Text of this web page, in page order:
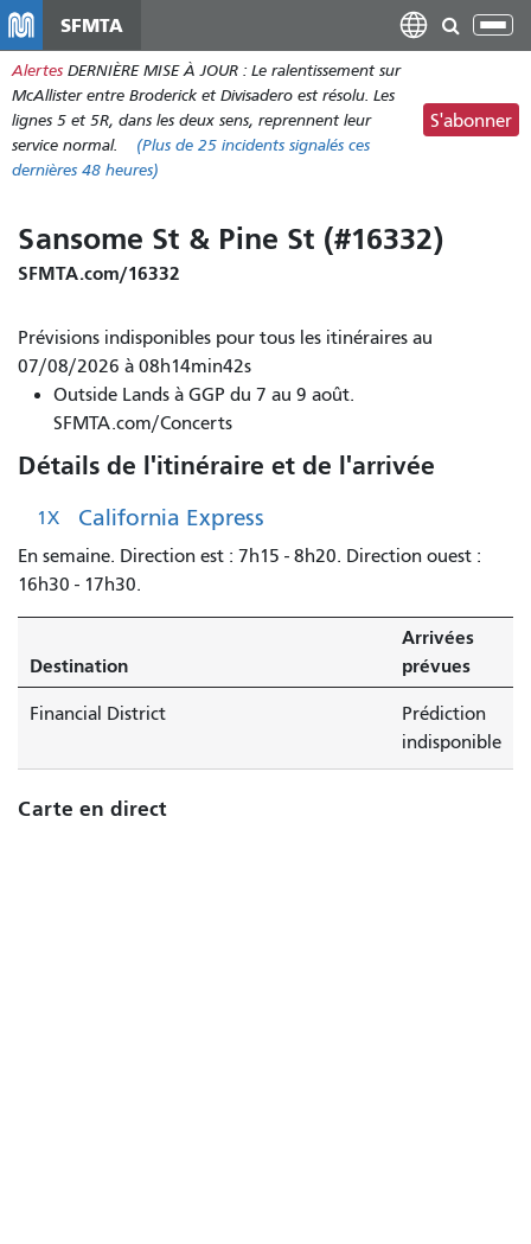
contenu
principal
SFMTA
Alertes DERNIÈRE MISE À JOUR : Le ralentissement sur
McAllister entre Broderick et Divisadero est résolu. Les
lignes 5 et 5R, dans les deux sens, reprennent leur
service normal.
(Plus de 25 incidents signalés ces
dernières 48 heures)
S'abonner
Sansome St & Pine St (#16332)
SFMTA.com/16332
Prévisions indisponibles pour tous les itinéraires au
07/08/2026 à 08h14min42s
Outside Lands à GGP du 7 au 9 août.
SFMTA.com/Concerts
Détails de l'itinéraire et de l'arrivée
1X California Express
En semaine. Direction est : 7h15 - 8h20. Direction ouest :
16h30 - 17h30.
Destination
Arrivées
prévues
Financial District
Prédiction
indisponible
Carte en direct